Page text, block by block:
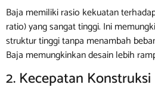
Baja memiliki rasio kekuatan
ratio) yang sangat tinggi. Ini
struktur tinggi tanpa menambah
Baja memungkinkan desain lebih
2. Kecepatan Konstruksi